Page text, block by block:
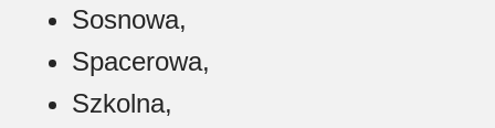
Sosnowa,
Spacerowa,
Szkolna,